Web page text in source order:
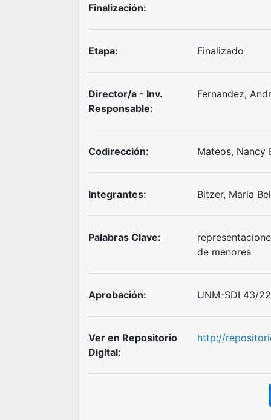
Finalización:
Etapa: Finalizado
Director/a - Inv.
Responsable:
Fernandez,
Codirección: Mateos, Nancy
Integrantes: Bitzer, Maria
Palabras Clave:
de menores
Aprobación: UNM-SDI 43/
Ver en Repositorio
Digital:
http://